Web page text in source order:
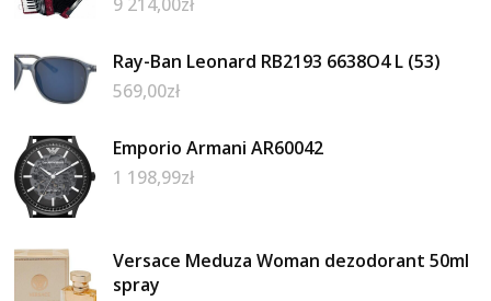
Ray-Ban Leonard RB2193 6638O4 L (53)
569,00zł
Emporio Armani AR60042
1 198,99zł
Versace Meduza Woman dezodorant 50ml
spray